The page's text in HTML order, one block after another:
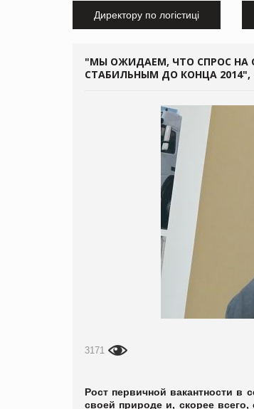
Директору по логістиці
"МЫ ОЖИДАЕМ, ЧТО СПРОС НА
СТАБИЛЬНЫМ ДО КОНЦА 2014",
3171
Рост первичной вакантности в
своей природе и, скорее